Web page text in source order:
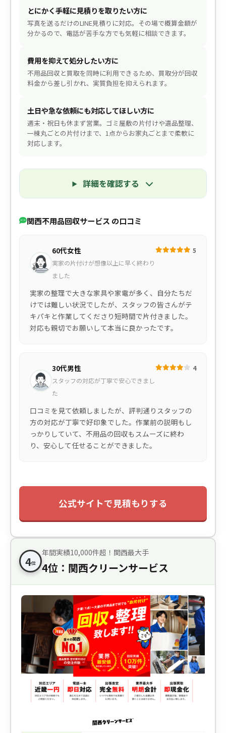
とにかく手軽に見積りを取りたい方に
写真を送るだけのLINE見積りに対応。その場で概算金額が
分かるので、電話が苦手な方でも気軽に相談できます。
費用を抑えて処分したい方に
不用品回収と買取を同時に利用できるため、買取分が回収
料金から差し引かれ、実質負担を抑えられます。
土日や急な依頼にも対応してほしい方に
週末・祝日も休まず営業。ゴミ屋敷の片付けや遺品整理、
一棟丸ごとの片付けまで、1点からお家丸ごとまで柔軟に
対応します。
詳細を確認する
関西不用品回収サービス の口コミ
60代女性
実家の片付けが想像以上に早く終わり
ました
5
実家の整理で大きな家具や家電が多く、自分たちだ
けでは難しい状況でしたが、スタッフの皆さんがテ
キパキと作業してくださり短時間で片付きました。
対応も親切でお願いして本当に良かったです。
30代男性
スタッフの対応が丁寧で安心できまし
た
4
口コミを見て依頼しましたが、評判通りスタッフの
方の対応が丁寧で好印象でした。作業前の説明もし
っかりしていて、不用品の回収もスムーズに終わ
り、安心して任せることができました。
公式サイトで見積もりする
4位
年間実績10,000件超！関西最大手
4位：関西クリーンサービス